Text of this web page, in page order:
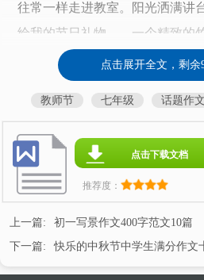
往常一样走进教室。阳光洒满讲
给我的节日礼物——一个精致的
面跃然呈现62只色彩斑斓的纸鹤
给语文老师——我的心语。一张
师，每一张纸片都代表着每个学
打开它，您便打开了同学们的心。
我抽出一只纸鹤，小心翼翼
老师，您是第一个让我如此信赖
动的老师。甚至，我把您当作是
而会有什么顾忌。真的，您在我
你眼中读到了晶晶亮的东西，你
点击展开全文，剩余
教师节 七年级 话题作文
推荐度：
点击下载文档
上一篇:
初一写景作文400字范文10篇
下一篇:
快乐的中秋节中学生满分作文